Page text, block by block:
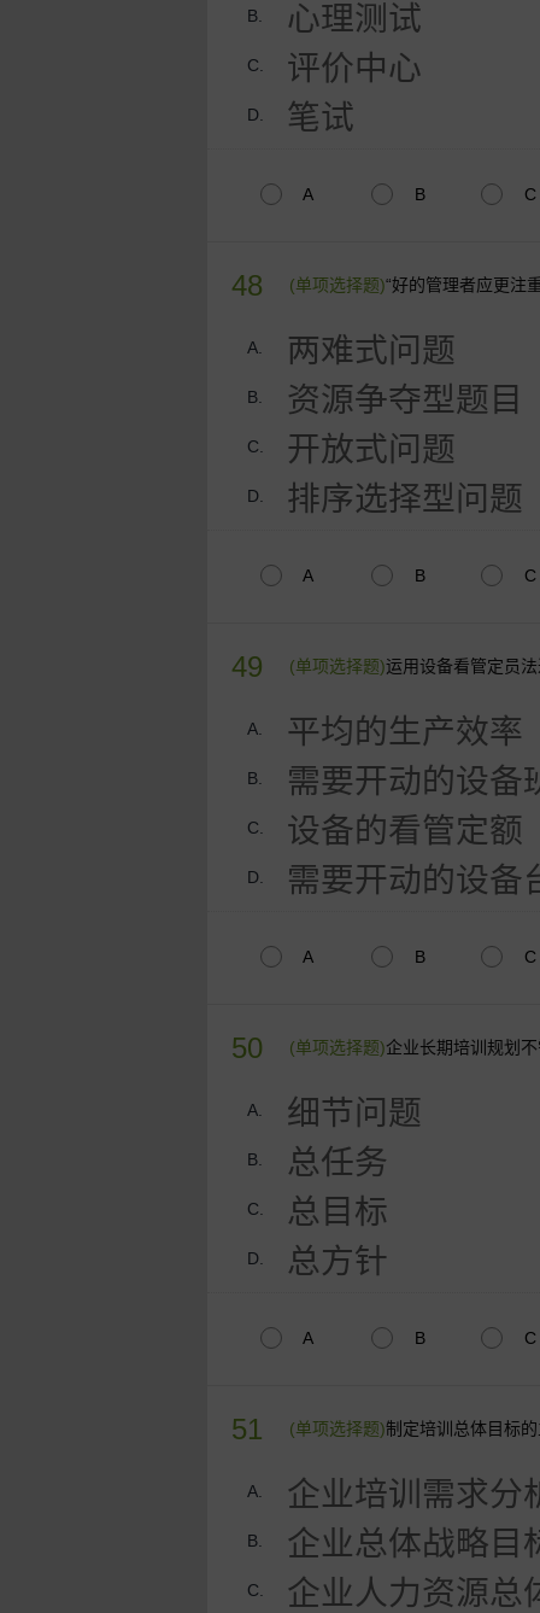
B. 心理测试
C. 评价中心
D. 笔试
A B C
48 (单项选择题)“好的管理者应更注
A. 两难式问题
B. 资源争夺型题目
C. 开放式问题
D. 排序选择型问题
A B C
49 (单项选择题)运用设备看管定员
A. 平均的生产效率
B. 需要开动的设备
C. 设备的看管定额
D. 需要开动的设备
A B C
50 (单项选择题)企业长期培训规划
A. 细节问题
B. 总任务
C. 总目标
D. 总方针
A B C
51 (单项选择题)制定培训总体目标
A. 企业培训需求分
B. 企业总体战略目
C. 企业人力资源总